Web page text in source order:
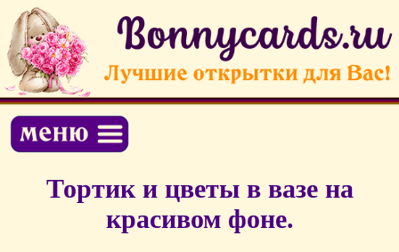
Тортик и цветы в вазе на
красивом фоне.